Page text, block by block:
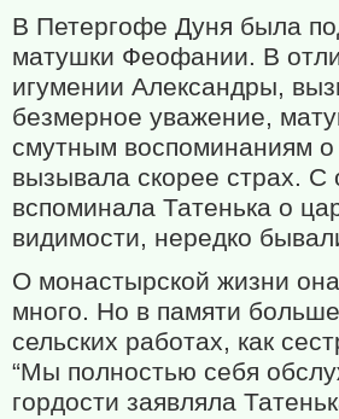
В Петергофе Дуня была
матушки Феофании. В
игумении Александры,
безмерное уважение,
смутным воспоминаниям о
вызывала скорее страх.
вспоминала Татенька о
видимости, нередко
О монастырской жизни
много. Но в памяти
сельских работах, как
“Мы полностью себя
гордости заявляла